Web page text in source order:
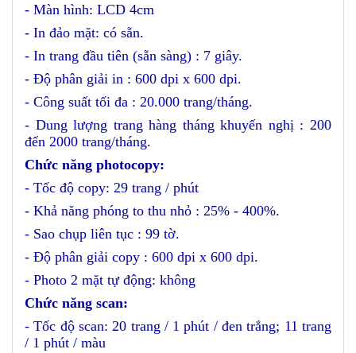
- Màn hình: LCD 4cm
- In đảo mặt: có sẵn.
- In trang đầu tiên (sẵn sàng) : 7 giây.
- Độ phân giải in : 600 dpi x 600 dpi.
- Công suất tối đa : 20.000 trang/tháng.
- Dung lượng trang hàng tháng khuyến nghị : 200
đến 2000 trang/tháng.
Chức năng photocopy:
- Tốc độ copy: 29 trang / phút
- Khả năng phóng to thu nhỏ : 25% - 400%.
- Sao chụp liên tục : 99 tờ.
- Độ phân giải copy : 600 dpi x 600 dpi.
- Photo 2 mặt tự động: không
Chức năng scan:
- Tốc độ scan: 20 trang / 1 phút / đen trắng; 11 trang
/ 1 phút / màu